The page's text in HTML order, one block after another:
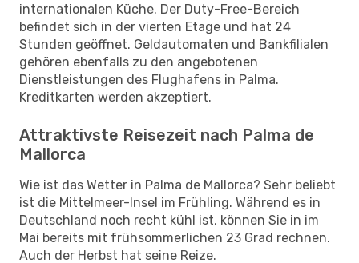
internationalen Küche. Der Duty-Free-Bereich
befindet sich in der vierten Etage und hat 24
Stunden geöffnet. Geldautomaten und Bankfilialen
gehören ebenfalls zu den angebotenen
Dienstleistungen des Flughafens in Palma.
Kreditkarten werden akzeptiert.
Attraktivste Reisezeit nach Palma de
Mallorca
Wie ist das Wetter in Palma de Mallorca? Sehr beliebt
ist die Mittelmeer-Insel im Frühling. Während es in
Deutschland noch recht kühl ist, können Sie in im
Mai bereits mit frühsommerlichen 23 Grad rechnen.
Auch der Herbst hat seine Reize.